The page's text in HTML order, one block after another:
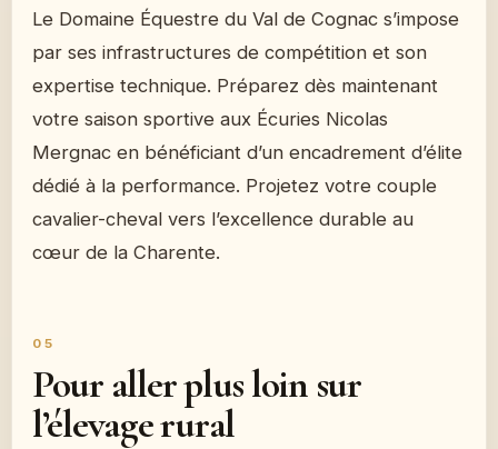
Le Domaine Équestre du Val de Cognac s’impose
par ses infrastructures de compétition et son
expertise technique. Préparez dès maintenant
votre saison sportive aux Écuries Nicolas
Mergnac en bénéficiant d’un encadrement d’élite
dédié à la performance. Projetez votre couple
cavalier-cheval vers l’excellence durable au
cœur de la Charente.
Pour aller plus loin sur
l’élevage rural